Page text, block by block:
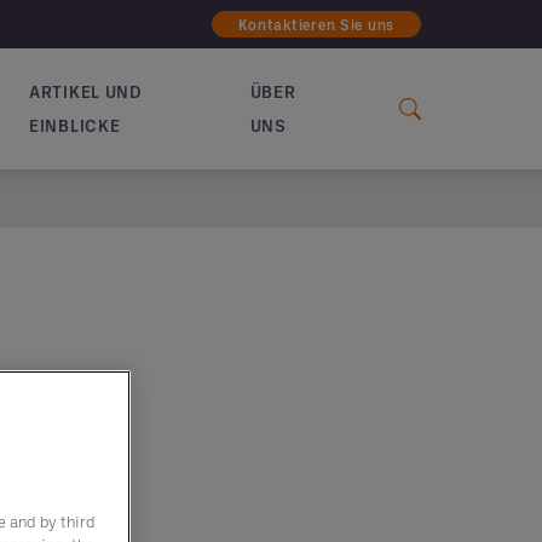
Kontaktieren Sie uns
ARTIKEL UND
EINBLICKE
ÜBER
UNS
and by third